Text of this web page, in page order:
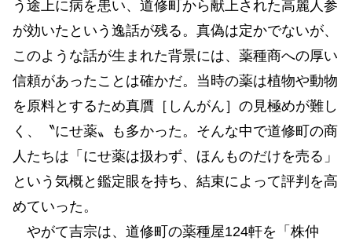
う途上に病を患い、道修町から献上された高麗人参
が効いたという逸話が残る。真偽は定かでないが、
このような話が生まれた背景には、薬種商への厚い
信頼があったことは確かだ。当時の薬は植物や動物
を原料とするため真贋［しんがん］の見極めが難し
く、〝にせ薬〟も多かった。そんな中で道修町の商
人たちは「にせ薬は扱わず、ほんものだけを売る」
という気概と鑑定眼を持ち、結束によって評判を高
めていった。
やがて吉宗は、道修町の薬種屋124軒を「株仲